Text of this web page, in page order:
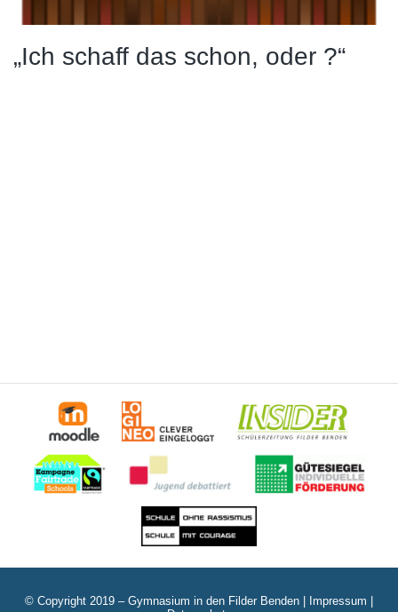
„Ich schaff das schon, oder ?“
© Copyright 2019 – Gymnasium in den Filder Benden | Impressum |